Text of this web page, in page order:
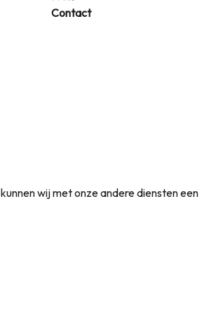
Contact
wij met onze andere diensten een